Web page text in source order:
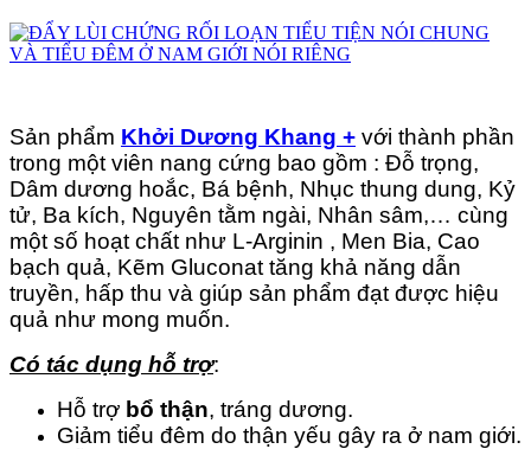
Sản phẩm Khởi Dương Khang + với thành phần
trong một viên nang cứng bao gồm : Đỗ trọng,
Dâm dương hoắc, Bá bệnh, Nhục thung dung, Kỷ
tử, Ba kích, Nguyên tằm ngài, Nhân sâm,… cùng
một số hoạt chất như L-Arginin , Men Bia, Cao
bạch quả, Kẽm Gluconat tăng khả năng dẫn
truyền, hấp thu và giúp sản phẩm đạt được hiệu
quả như mong muốn.
Có tác dụng hỗ trợ:
Hỗ trợ bổ thận, tráng dương.
Giảm tiểu đêm do thận yếu gây ra ở nam giới.